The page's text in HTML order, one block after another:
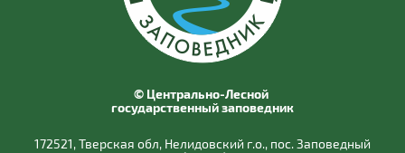
© Центрально-Лесной
государственный заповедник
172521, Тверская обл, Нелидовский г.о., пос. Заповедный